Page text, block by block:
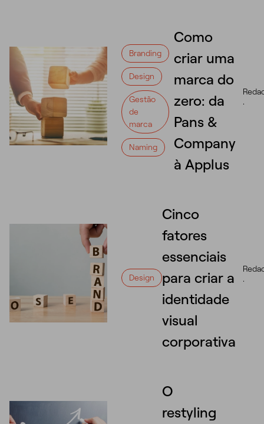
Branding
Design
Gestão
de
marca
Naming
Como
criar uma
marca do
zero: da
Pans &
Company
à Applus
·
Design
Cinco
fatores
essenciais
para criar a
identidade
visual
corporativa
·
O
restyling